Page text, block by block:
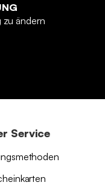
zu ändern
Service